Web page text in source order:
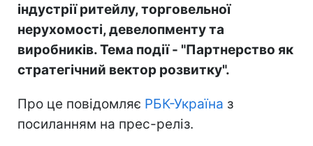
індустрії ритейлу, торговельної
нерухомості, девелопменту та
виробників. Тема події - "Партнерство як
стратегічний вектор розвитку".
Про це повідомляє РБК-Україна з
посиланням на прес-реліз.